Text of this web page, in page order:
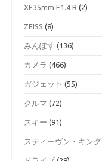
XF35mm F1.4 R (2)
ZEISS (8)
みんぽす (136)
カメラ (466)
ガジェット (55)
クルマ (72)
スキー (91)
スティーヴン・キング